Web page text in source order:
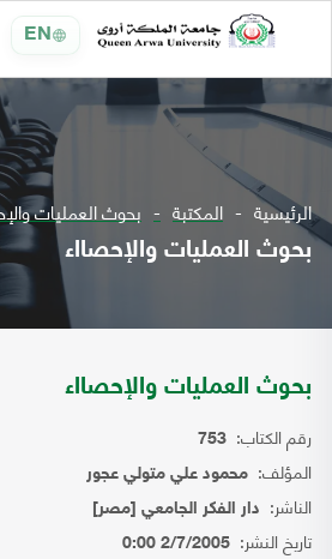
EN
الرئيسية المكتبة بحوث العمليات
بحوث العمليات والإحصااء
بحوث العمليات والإحصااء
رقم الكتاب: 753
المؤلف: محمود علي متولي عجور
الناشر: دار الفكر الجامعي [مصر]
تاريخ النشر: 2/7/2005 0:00